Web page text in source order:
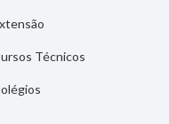
Técnicos